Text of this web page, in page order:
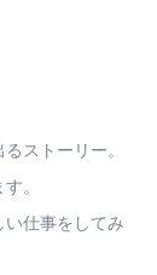
ストーリー。
。
仕事をしてみ